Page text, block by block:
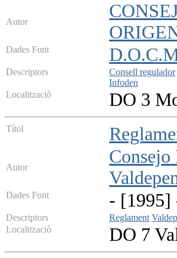
Autor
Dades Font
Descriptors Consell regulador
Infoden
Localització
DO 3
Títol
Autor
Dades Font - [1995]
Descriptors Reglament
Localització
DO 7